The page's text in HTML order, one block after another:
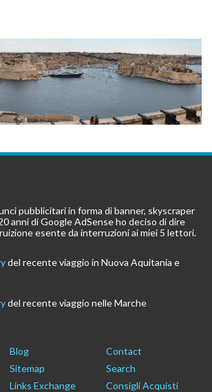
pubblicitari in forma di banner, skyscraper
anni di Google AdSense ho deciso di dire
esente da interruzioni ai miei 5 lettori.
del recente viaggio in Nuova Aquitania e
del recente viaggio nelle Marche
Blog
Contact
Sitemap
Search
Links Exchange
Consigli Acquisti